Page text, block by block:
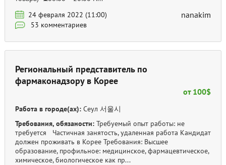
24 февраля 2022 (11:00)
53 комментариев
nanakim
Региональный представитель по
фармаконадзору в Корее
от 100$
Работа в городе(ах): Сеул 서울시
Требования, обязаности: Требуемый опыт работы: не
требуется Частичная занятость, удаленная работа Кандидат
должен проживать в Корее Требования: Высшее
образование, профильное: медицинское, фармацевтическое,
химическое, биологическое как пр...